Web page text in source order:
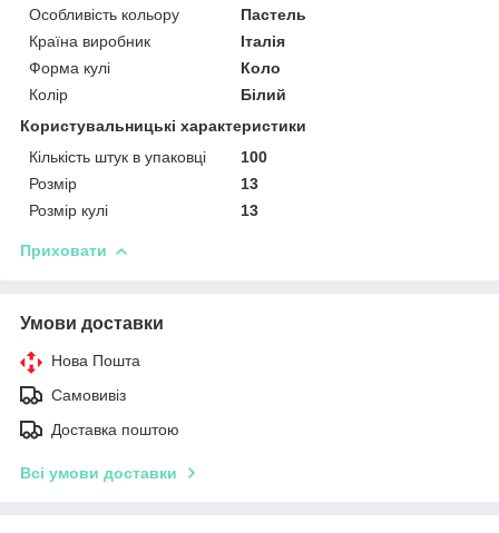
Особливість кольору
Пастель
Країна виробник
Італія
Форма кулі
Коло
Колір
Білий
Користувальницькі характеристики
Кількість штук в упаковці
100
Розмір
13
Розмір кулі
13
Приховати
Умови доставки
Нова Пошта
Самовивіз
Доставка поштою
Всі умови доставки